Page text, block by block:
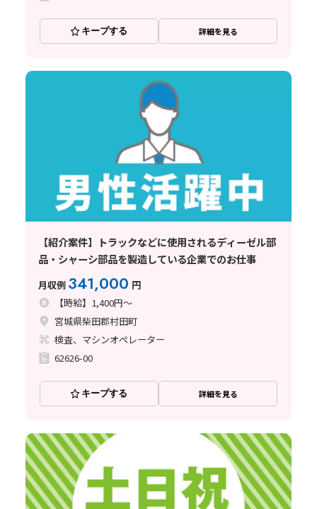
キープする 詳細を見る
【紹介案件】トラックなどに使用されるディーゼル部
品・シャーシ部品を製造している企業でのお仕事
月収例 341,000 円
【時給】1,400円～
宮城県柴田郡村田町
検査、マシンオペレーター
62626-00
キープする 詳細を見る